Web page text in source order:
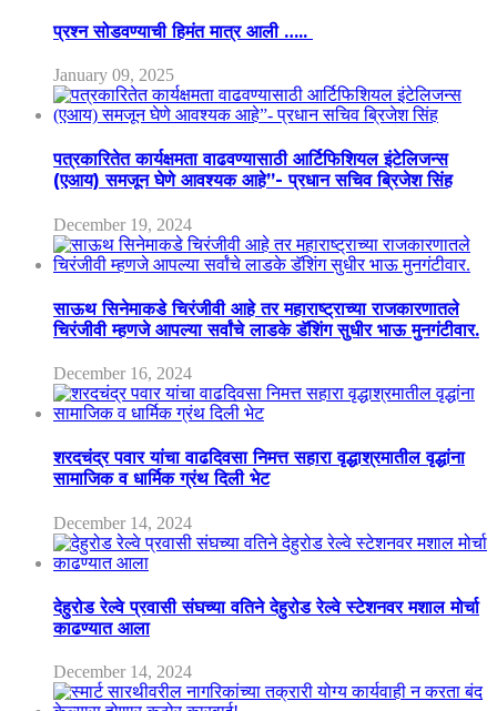
प्रश्न सोडवण्याची हिमंत मात्र आली …..
January 09, 2025
पत्रकारितेत कार्यक्षमता वाढवण्यासाठी आर्टिफिशियल इंटेलिजन्स
(एआय) समजून घेणे आवश्यक आहे”- प्रधान सचिव ब्रिजेश सिंह
December 19, 2024
साऊथ सिनेमाकडे चिरंजीवी आहे तर महाराष्ट्राच्या राजकारणातले
चिरंजीवी म्हणजे आपल्या सर्वांचे लाडके डॅशिंग सुधीर भाऊ मुनगंटीवार.
December 16, 2024
शरदचंद्र पवार यांचा वाढदिवसा निमत्त सहारा वृद्धाश्रमातील वृद्धांना
सामाजिक व धार्मिक ग्रंथ दिली भेट
December 14, 2024
देहुरोड रेल्वे प्रवासी संघच्या वतिने देहुरोड रेल्वे स्टेशनवर मशाल मोर्चा
काढण्यात आला
December 14, 2024